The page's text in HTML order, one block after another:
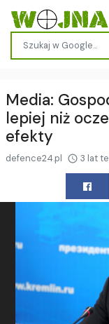
Media:
lepiej niż
efekty
defence24.pl 3 lat